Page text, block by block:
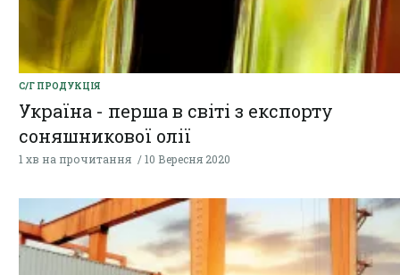
С/Г ПРОДУКЦІЯ
Україна - перша в світі з експорту
соняшникової олії
1 хв на прочитання 10 Вересня 2020